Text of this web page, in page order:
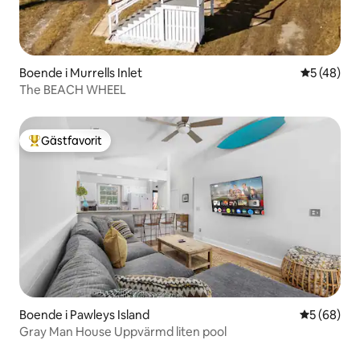
Boende i Murrells Inlet 5 av 5 i
5 (48)
The BEACH WHEEL
Populär gästfavorit
Gästfavorit
Boende i Pawleys Island 5 av 5 i
5 (68)
Gray Man House Uppvärmd liten pool